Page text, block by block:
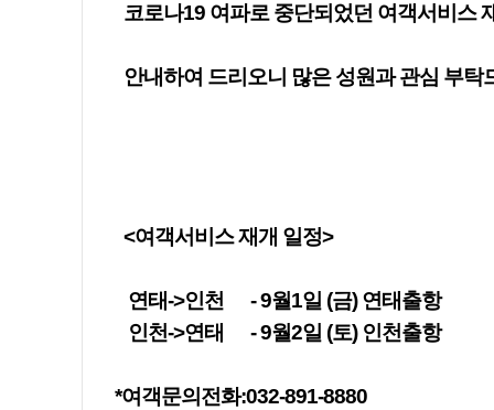
코로나19 여파로 중단되었던 여객서비스
안내하여 드리오니 많은 성원과 관심 부탁
<여객서비스 재개 일정>
연태->인천 - 9월1일 (금) 연태출항
인천->연태 - 9월2일 (토) 인천출항
*여객문의전화:032-891-8880